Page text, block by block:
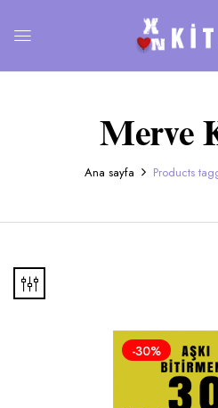
Merve
Ana sayfa Products
-30%